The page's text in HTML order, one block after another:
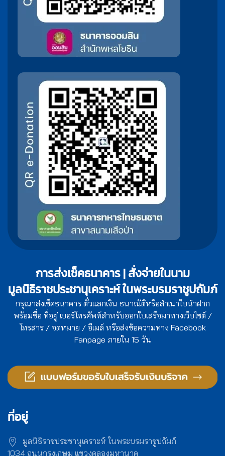
การส่งเช็คธนาคาร | สั่งจ่ายในนาม
มูลนิธิราชประชานุเคราะห์ ในพระบรมราชูปถัมภ์
กรุณาส่งเช็คธนาคาร ตั๋วแลกเงิน ธนาณัติหรือสำเนาใบนำฝาก
พร้อมชื่อ ที่อยู่ เบอร์โทรศัพท์สำหรับออกใบเสร็จมาทางเว็บไซต์ /
โทรสาร / จดหมาย / อีเมล์ หรือส่งข้อความทาง Facebook
Fanpage ภายใน 15 วัน
ที่อยู่
มูลนิธิราชประชานุเคราะห์ ในพระบรมราชูปถัมภ์
1034 ถนนกรุงเกษม แขวงคลองมหานาค